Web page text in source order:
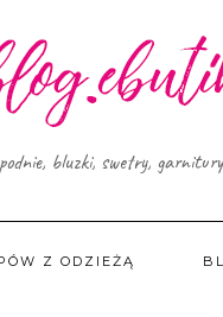
bluzki, swetry,
Z ODZIEŻĄ